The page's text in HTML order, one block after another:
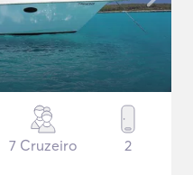
7 Cruzeiro 2